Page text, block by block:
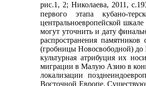
рис.1, 2; Николаева, 2011,
первого этапа кубано-
центральноевропейской
могут уточнить и дату
распространения
(гробницы Новосвободной)
культурная атрибуция их
миграции в Малую Азию в
локализации
Восточной Европе.